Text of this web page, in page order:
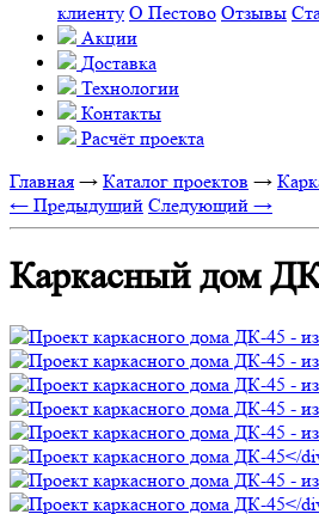
клиенту О Пестово Отзывы
Акции
Доставка
Технологии
Контакты
Расчёт проекта
Главная → Каталог проектов →
← Предыдущий Следующий →
Каркасный дом